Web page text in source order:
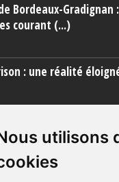
utilisons
Bordeaux-Gradignan
courant (...)
: une réalité
est une porcherie